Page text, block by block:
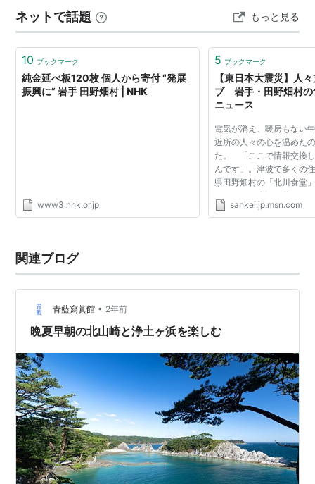
乗って ２ 島越 ３ 北山崎断崖クルーズ ４ 田野畑駅 ５ 北
山崎 ６ 田野畑駅…
ネットで話題 もっと見る
10 ブックマーク
純金延べ板120枚 個人から寄付 “発展
振興に” 岩手 田野畑村 | NHK
www3.nhk.or.jp
5 ブックマーク
【東日本大震災】人
ブ 岩手・田野畑村の
ニュース
電気が消え、暖房もない
近所の人々の心を温めた
た。 「ここで情報交換
んです」。津波で多くの
県田野畑村の「北川食堂
（４１）は店内で薪を
地震当日、電気が止まっ
sankei.jp.msn.com
関連ブログ
青藍寫眞館 • 2年前
晩夏早朝の北山崎と浄土ヶ浜を楽しむ